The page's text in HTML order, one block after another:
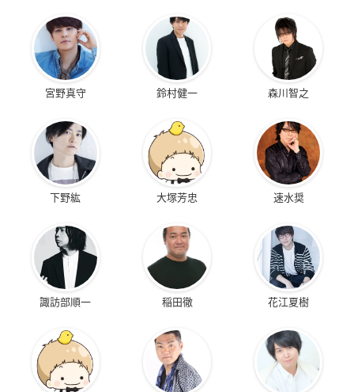
宮野真守 鈴村健一 森川智之
下野紘 大塚芳忠 速水奨
諏訪部順一 稲田徹 花江夏樹